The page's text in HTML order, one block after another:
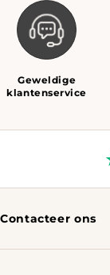
Geweldige
klantenservice
Contacteer ons